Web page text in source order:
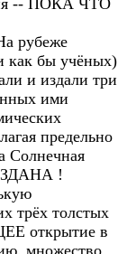
-- ПОКА ЧТО
рубеже
как бы учёных)
и издали три
ими
предельно
Солнечная
!
трёх толстых
открытие в
множество